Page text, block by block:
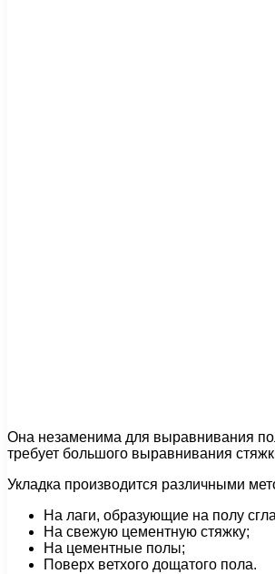
Она незаменима для выравнивания
требует большого выравнивания
Укладка производится различными
На лаги, образующие на полу
На свежую цементную стяжку;
На цементные полы;
Поверх ветхого дощатого пола.